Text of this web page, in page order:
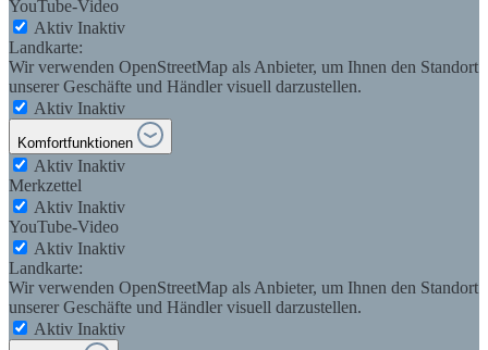
YouTube-Video
Aktiv Inaktiv
Landkarte:
Wir verwenden OpenStreetMap als Anbieter, um Ihnen den Standort
unserer Geschäfte und Händler visuell darzustellen.
Aktiv Inaktiv
Komfortfunktionen
Aktiv Inaktiv
Merkzettel
Aktiv Inaktiv
YouTube-Video
Aktiv Inaktiv
Landkarte:
Wir verwenden OpenStreetMap als Anbieter, um Ihnen den Standort
unserer Geschäfte und Händler visuell darzustellen.
Aktiv Inaktiv